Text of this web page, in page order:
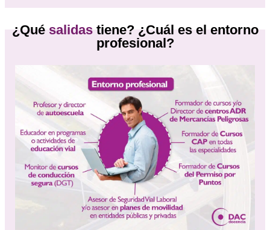
– Estar en posesión del Título de Bachiller, o de un
acreditativo de haber superado todas las materias del
– Estar en posesión del Título de Bachillerato Unificado
Polivalente (BUP).
– Haber superado el segundo curso de cualquier
de Bachillerato experimental.
– Estar en posesión de un Título de Técnico (Formación
Profesional de Grado Medio).
– Estar en posesión de un Título de Técnico Superior,
Especialista o equivalente a efectos académicos.
– Haber superado el Curso de Orientación
– Estar en posesión de cualquier Titulación